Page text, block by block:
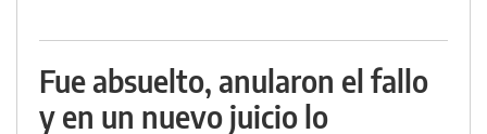
Fue absuelto, anularon el fallo
y en un nuevo juicio lo